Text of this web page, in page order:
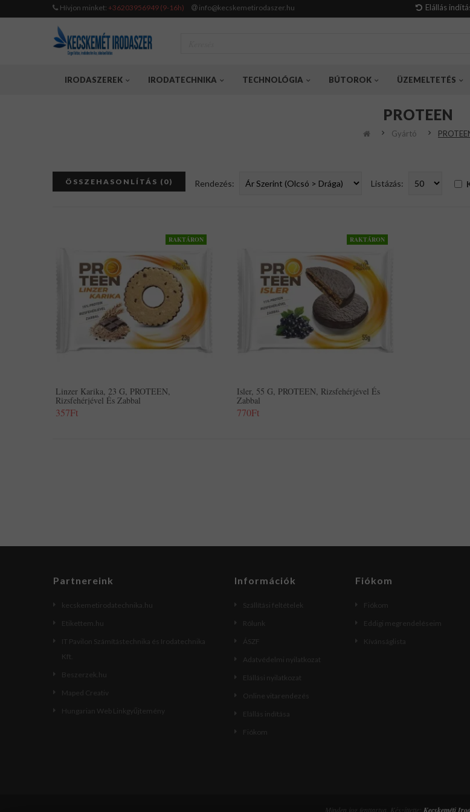
Hívjon minket: +36203956949 (9-16h) info@kecskemetirodaszer.hu Elállás
IRODASZEREK IRODATECHNIKA TECHNOLÓGIA BÚTOROK ÜZEMELTETÉS
PROTEEN
Gyártó
ÖSSZEHASONLÍTÁS (0) Rendezés: Listázás:
RAKTÁRON
Linzer Karika, 23 G, PROTEEN,
Rizsfehérjével És Zabbal
357Ft
RAKTÁRON
Isler, 55 G, PROTEEN, Rizsfehérjével És
Zabbal
770Ft
Partnereink
kecskemetirodatechnika.hu
Etikettem.hu
IT Pavilon Számítástechnika és Irodatechnika
Kft.
Beszerzek.hu
Maped Creativ
Hungarian Web Linkgyűjtemény
Információk
Szállítási feltételek
Rólunk
ÁSZF
Adatvédelmi nyilatkozat
Elállási nyilatkozat
Online vitarendezés
Elállás indítása
Fiókom
Fiókom
Fiókom
Eddigi megrendeléseim
Kívánságlista
Minden jog fenttartva. Készíttette: Kecskeméti